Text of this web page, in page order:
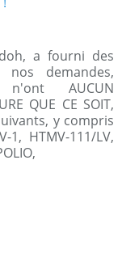
a fourni des
demandes,
AUCUN
QUE CE SOIT,
y compris
1, HTMV-111/LV,